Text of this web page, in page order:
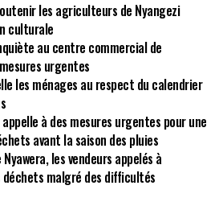
les agriculteurs de Nyangezi
culturale
au centre commercial de
urgentes
les ménages au respect du calendrier
à des mesures urgentes pour une
avant la saison des pluies
les vendeurs appelés à
malgré des difficultés